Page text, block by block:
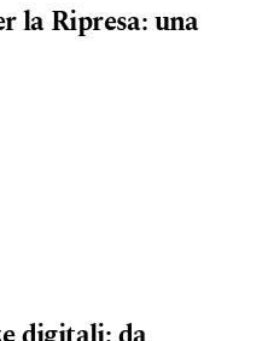
la Ripresa: una